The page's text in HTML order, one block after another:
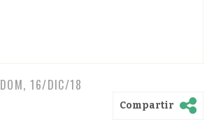
DOM, 16/DIC/18
Compartir